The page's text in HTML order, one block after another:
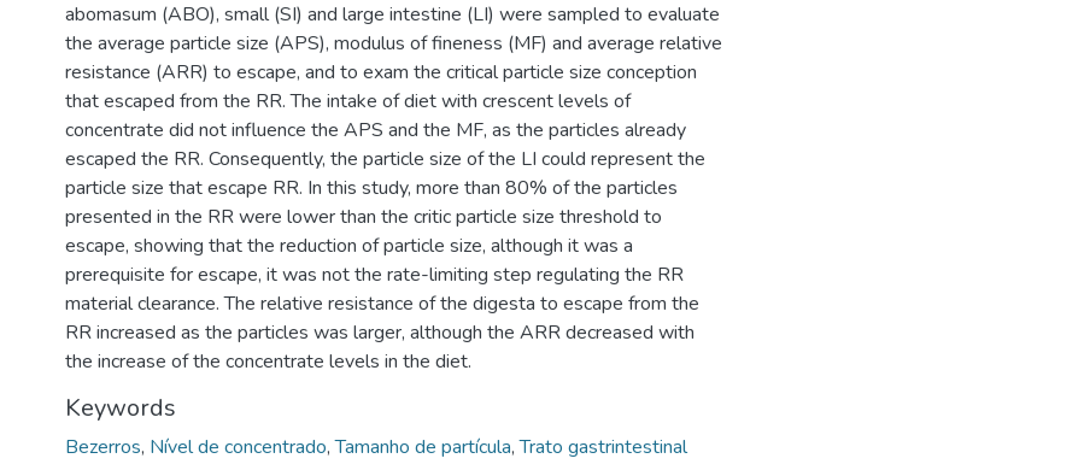
abomasum (ABO), small (SI) and large intestine (LI) were sampled to evaluate
the average particle size (APS), modulus of fineness (MF) and average relative
resistance (ARR) to escape, and to exam the critical particle size conception
that escaped from the RR. The intake of diet with crescent levels of
concentrate did not influence the APS and the MF, as the particles already
escaped the RR. Consequently, the particle size of the LI could represent the
particle size that escape RR. In this study, more than 80% of the particles
presented in the RR were lower than the critic particle size threshold to
escape, showing that the reduction of particle size, although it was a
prerequisite for escape, it was not the rate-limiting step regulating the RR
material clearance. The relative resistance of the digesta to escape from the
RR increased as the particles was larger, although the ARR decreased with
the increase of the concentrate levels in the diet.
Keywords
Bezerros, Nível de concentrado,Tamanho de partícula,Trato gastrintestinal